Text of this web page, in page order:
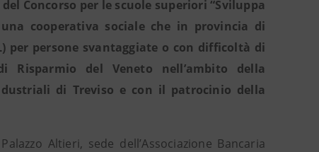
Concorso per le scuole superiori “Sviluppa
cooperativa sociale che in provincia di
per persone svantaggiate o con difficoltà di
del Veneto nell’ambito della
di Treviso e con il patrocinio della
Altieri, sede dell’Associazione Bancaria